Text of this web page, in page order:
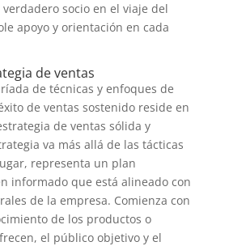
socio en el viaje del
apoyo y orientación en cada
de ventas
de técnicas y enfoques de
de ventas sostenido reside en
de ventas sólida y
va más allá de las tácticas
representa un plan
informado que está alineado con
de la empresa. Comienza con
de los productos o
el público objetivo y el